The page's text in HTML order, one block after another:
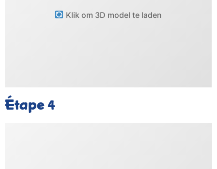
Klik om 3D model te laden
Étape4